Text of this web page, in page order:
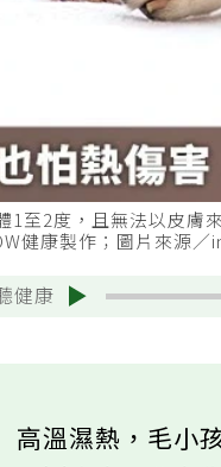
至2度，且無法以皮膚
健康製作；圖片來源／
健康
高溫濕熱，毛小